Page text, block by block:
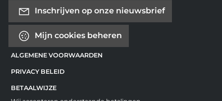
Inschrijven op onze nieuwsbrief
Mijn cookies beheren
ALGEMENE VOORWAARDEN
PRIVACY BELEID
BETAALWIJZE